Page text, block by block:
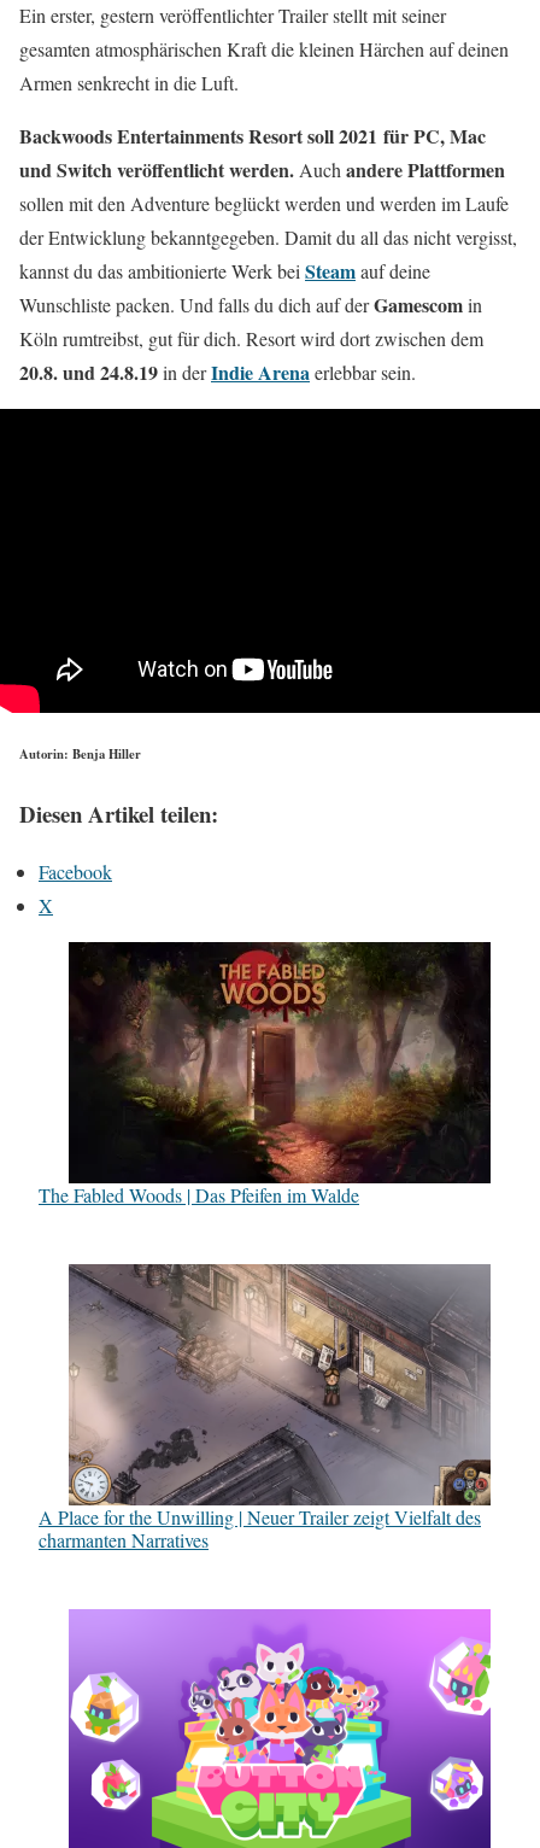
Ein erster, gestern veröffentlichter Trailer stellt mit seiner
gesamten atmosphärischen Kraft die kleinen Härchen auf deinen
Armen senkrecht in die Luft.
Backwoods Entertainments Resort soll 2021 für PC, Mac
und Switchveröffentlicht werden. Auch andere Plattformen
sollen mit den Adventure beglückt werden und werden im Laufe
der Entwicklung bekanntgegeben. Damit du all das nicht vergisst,
kannst du das ambitionierte Werk bei Steamauf deine
Wunschliste packen. Und falls du dich auf derGamescomin
Köln rumtreibst, gut für dich. Resort wird dort zwischen dem
20.8. und 24.8.19in derIndie Arenaerlebbar sein.
Autorin: Benja Hiller
Diesen Artikel teilen:
Facebook
X
The Fabled Woods | Das Pfeifen im Walde
A Place for the Unwilling | Neuer Trailer zeigt Vielfalt des
charmanten Narratives